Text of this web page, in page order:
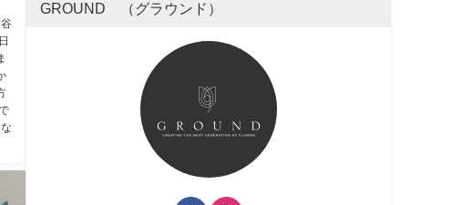
GROUND （グラウンド）